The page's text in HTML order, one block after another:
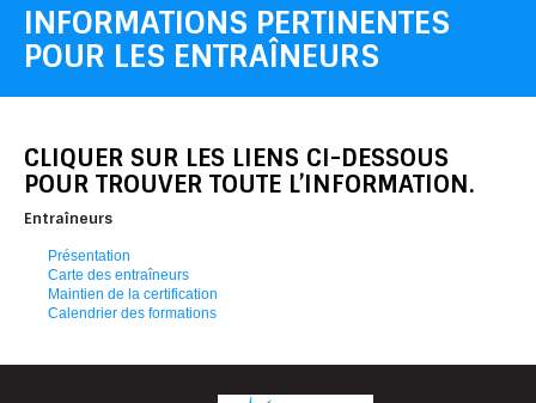
INFORMATIONS PERTINENTES
POUR LES ENTRAÎNEURS
CLIQUER SUR LES LIENS CI-DESSOUS
POUR TROUVER TOUTE L’INFORMATION.
Entraîneurs
Présentation
Carte des entraîneurs
Maintien de la certification
Calendrier des formations